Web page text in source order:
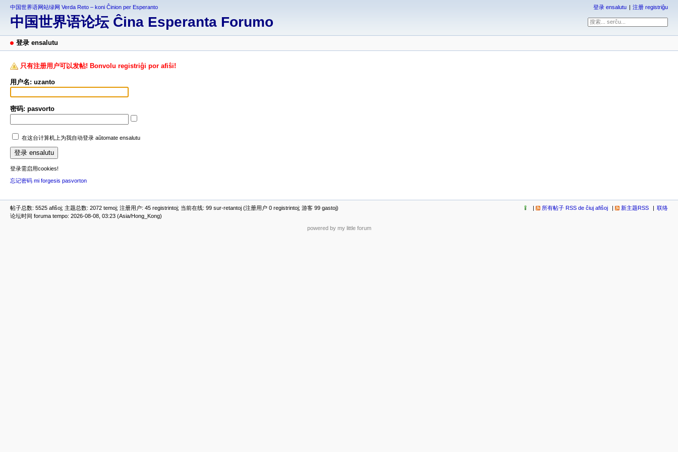
中国世界语网站绿网 Verda Reto – koni Ĉinion per Esperanto
中国世界语论坛 Ĉina Esperanta Forumo
登录 ensalutu 注册 registriĝu
登录 ensalutu
只有注册用户可以发帖! Bonvolu registriĝi por afiŝi!
用户名: uzanto
密码: pasvorto
在这台计算机上为我自动登录 aŭtomate ensalutu
登录需启用cookies!
忘记密码 mi forgesis pasvorton
帖子总数: 5525 afiŝoj; 主题总数: 2072 temoj; 注册用户: 45 registrintoj; 当前在线: 99 sur-retantoj (注册用户 0 registrintoj; 游客 99 gastoj)
论坛时间 foruma tempo: 2026-08-08, 03:23 (Asia/Hong_Kong)
所有帖子 RSS de ĉiuj afiŝoj 新主题RSS 联络
powered by my little forum